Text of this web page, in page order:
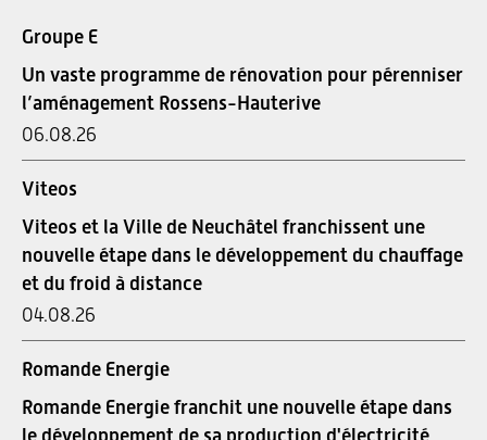
Groupe E
Un vaste programme de rénovation pour pérenniser
l’aménagement Rossens-Hauterive
06.08.26
Viteos
Viteos et la Ville de Neuchâtel franchissent une
nouvelle étape dans le développement du chauffage
et du froid à distance
04.08.26
Romande Energie
Romande Energie franchit une nouvelle étape dans